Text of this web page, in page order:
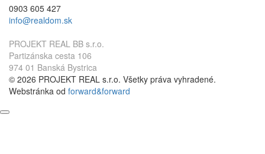
0903 605 427
info@realdom.sk
PROJEKT REAL BB s.r.o.
Partizánska cesta 106
974 01 Banská Bystrica
© 2026 PROJEKT REAL s.r.o. Všetky práva vyhradené.
Webstránka od forward&forward